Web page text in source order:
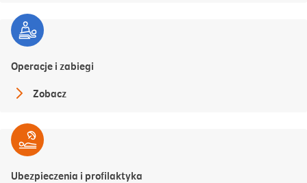
Operacje i zabiegi
Zobacz
Ubezpieczenia i profilaktyka